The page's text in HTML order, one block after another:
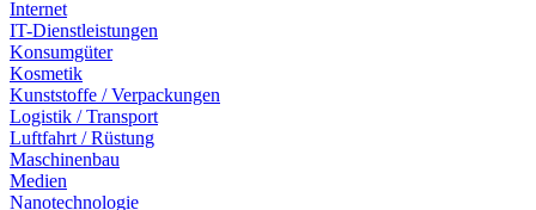
Internet
IT-Dienstleistungen
Konsumgüter
Kosmetik
Kunststoffe / Verpackungen
Logistik / Transport
Luftfahrt / Rüstung
Maschinenbau
Medien
Nanotechnologie